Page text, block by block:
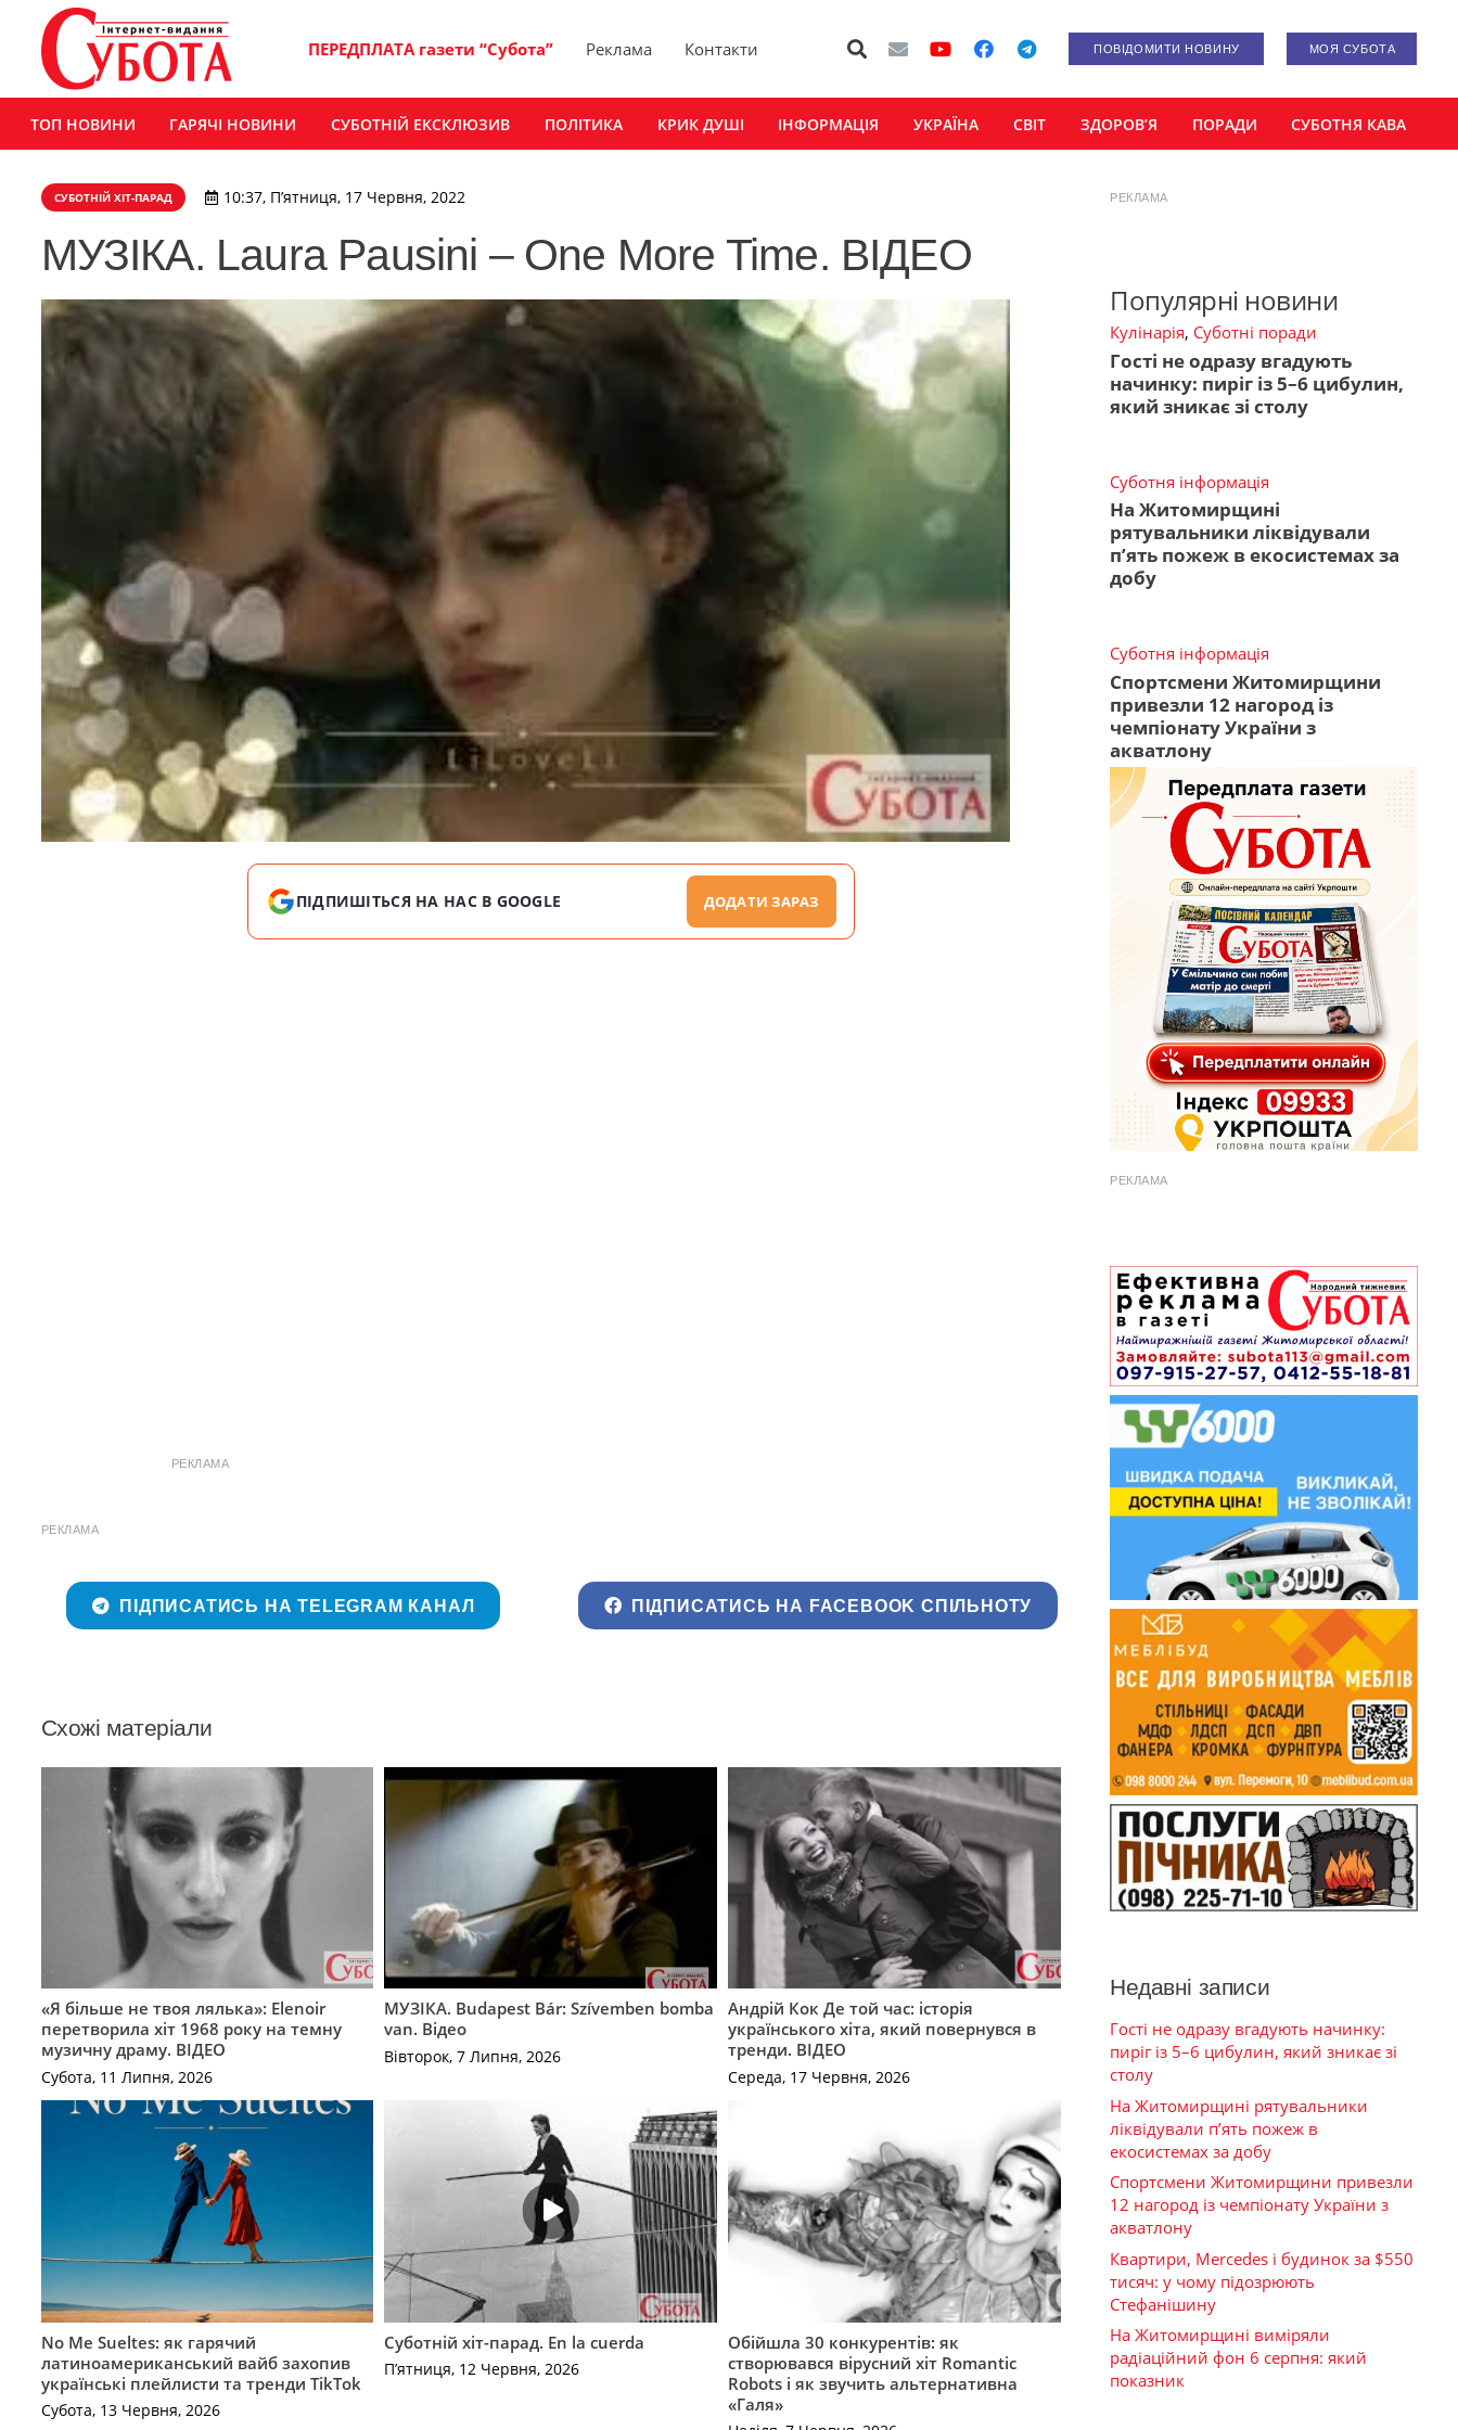
ПЕРЕДПЛАТА газети “Субота” Реклама Контакти ПОВІДОМИТИ НОВИНУ МОЯ СУБОТА
ТОП НОВИНИ ГАРЯЧІ НОВИНИ СУБОТНІЙ ЕКСКЛЮЗИВ ПОЛІТИКА КРИК ДУШІ ІНФОРМАЦІЯ УКРАЇНА СВІТ ЗДОРОВ’Я ПОРАДИ СУБОТНЯ КАВА
СУБОТНІЙ ХІТ-ПАРАД 10:37, П’ятниця, 17 Червня, 2022
МУЗІКА. Laura Pausini – One More Time. ВІДЕО
ПІДПИШІТЬСЯ НА НАС В GOOGLE ДОДАТИ ЗАРАЗ
РЕКЛАМА
РЕКЛАМА
ПІДПИСАТИСЬ НА TELEGRAM КАНАЛ ПІДПИСАТИСЬ НА FACEBOOK СПІЛЬНОТУ
Схожі матеріали
«Я більше не твоя лялька»: Elenoir
перетворила хіт 1968 року на темну
музичну драму. ВІДЕО
Субота, 11 Липня, 2026
МУЗІКА. Budapest Bár: Szívemben bomba
van. Відео
Вівторок, 7 Липня, 2026
Андрій Кок Де той час: історія
українського хіта, який повернувся в
тренди. ВІДЕО
Середа, 17 Червня, 2026
No Me Sueltes: як гарячий
латиноамериканський вайб захопив
українські плейлисти та тренди TikTok
Субота, 13 Червня, 2026
Суботній хіт-парад. En la cuerda
П’ятниця, 12 Червня, 2026
Обійшла 30 конкурентів: як
створювався вірусний хіт Romantic
Robots і як звучить альтернативна
«Галя»
РЕКЛАМА
Популярні новини
Кулінарія, Суботні поради
Гості не одразу вгадують
начинку: пиріг із 5–6 цибулин,
який зникає зі столу
Суботня інформація
На Житомирщині
рятувальники ліквідували
п’ять пожеж в екосистемах за
добу
Суботня інформація
Спортсмени Житомирщини
привезли 12 нагород із
чемпіонату України з
акватлону
РЕКЛАМА
Недавні записи
Гості не одразу вгадують начинку:
пиріг із 5–6 цибулин, який зникає зі
столу
На Житомирщині рятувальники
ліквідували п’ять пожеж в
екосистемах за добу
Спортсмени Житомирщини привезли
12 нагород із чемпіонату України з
акватлону
Квартири, Mercedes і будинок за $550
тисяч: у чому підозрюють
Стефанішину
На Житомирщині виміряли
радіаційний фон 6 серпня: який
показник